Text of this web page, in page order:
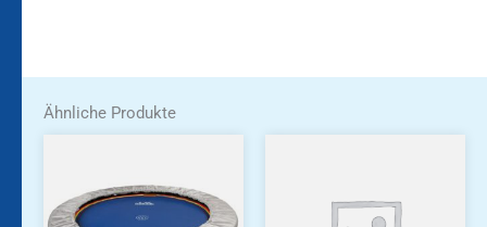
Ähnliche Produkte